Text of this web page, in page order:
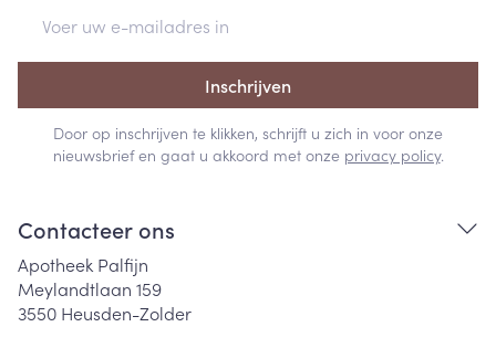
Inschrijven
Door op inschrijven te klikken, schrijft u zich in voor onze
nieuwsbrief en gaat u akkoord met onze privacy policy.
Contacteer ons
Apotheek Palfijn
Meylandtlaan 159
3550 Heusden-Zolder